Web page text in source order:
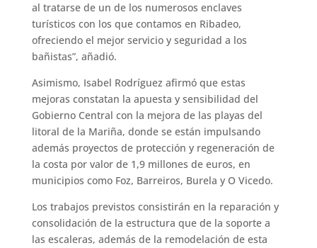
al tratarse de un de los numerosos enclaves
turísticos con los que contamos en Ribadeo,
ofreciendo el mejor servicio y seguridad a los
bañistas”, añadió.
Asimismo, Isabel Rodríguez afirmó que estas
mejoras constatan la apuesta y sensibilidad del
Gobierno Central con la mejora de las playas del
litoral de la Mariña, donde se están impulsando
además proyectos de protección y regeneración de
la costa por valor de 1,9 millones de euros, en
municipios como Foz, Barreiros, Burela y O Vicedo.
Los trabajos previstos consistirán en la reparación y
consolidación de la estructura que de la soporte a
las escaleras, además de la remodelación de esta